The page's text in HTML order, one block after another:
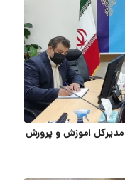
اموزش و پرورش